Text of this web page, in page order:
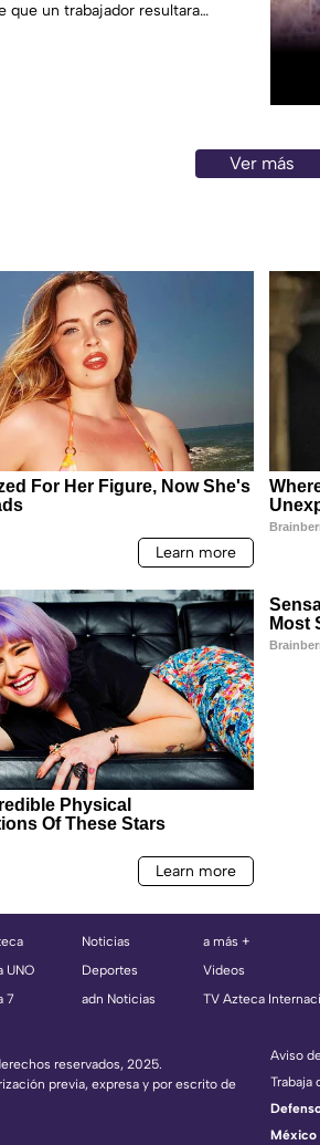
que un trabajador resultara
Ver más
UNO
7
Noticias
Deportes
adn Noticias
a más +
Videos
TV Azteca
reservados, 2025.
previa, expresa y por escrito de
Aviso
Trabaja
México